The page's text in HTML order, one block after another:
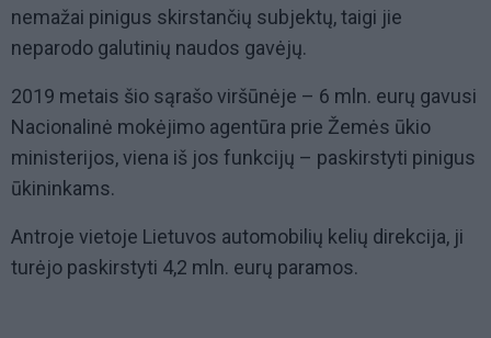
nemažai pinigus skirstančių subjektų, taigi jie
neparodo galutinių naudos gavėjų.
2019 metais šio sąrašo viršūnėje – 6 mln. eurų gavusi
Nacionalinė mokėjimo agentūra prie Žemės ūkio
ministerijos, viena iš jos funkcijų – paskirstyti pinigus
ūkininkams.
Antroje vietoje Lietuvos automobilių kelių direkcija, ji
turėjo paskirstyti 4,2 mln. eurų paramos.